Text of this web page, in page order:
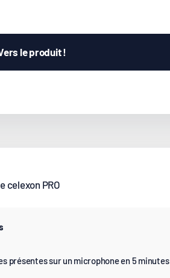
le produit !
celexon PRO
présentes sur un microphone en 5 minutes